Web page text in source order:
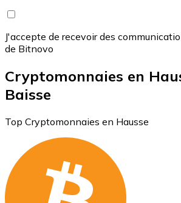
J'accepte de recevoir des
de Bitnovo
Cryptomonnaies en
Baisse
Top Cryptomonnaies en Hausse